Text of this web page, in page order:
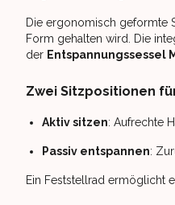
Die ergonomisch geformte
Form gehalten wird. Die
der Entspannungssessel
Zwei Sitzpositionen
Aktiv sitzen: Aufrechte
Passiv entspannen:
Ein Feststellrad ermöglicht